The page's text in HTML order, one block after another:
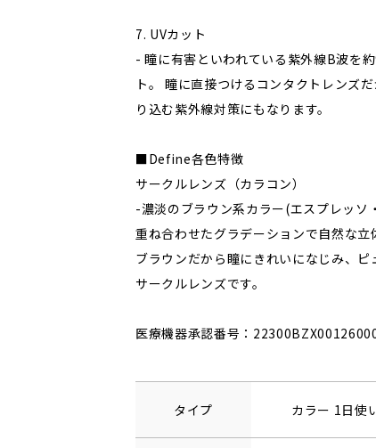
7. UVカット
- 瞳に有害といわれている紫外線B波を
ト。 瞳に直接つけるコンタクトレンズ
り込む紫外線対策にもなります。
■Define各色特徴
サークルレンズ（カラコン）
-濃淡のブラウン系カラー(エスプレッソ
重ね合わせたグラデーションで自然な
ブラウンだから瞳にきれいになじみ、
サークルレンズです。
医療機器承認番号：
タイプ カラー 1日使